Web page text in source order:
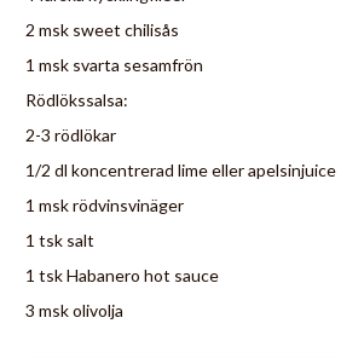
2 msk sweet chilisås
1 msk svarta sesamfrön
Rödlökssalsa:
2-3 rödlökar
1/2 dl koncentrerad lime eller apelsinjuice
1 msk rödvinsvinäger
1 tsk salt
1 tsk Habanero hot sauce
3 msk olivolja